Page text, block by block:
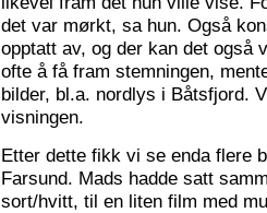
det var mørkt, sa hun. Også
opptatt av, og der kan det
ofte å få fram stemningen,
bilder, bl.a. nordlys i Båtsfjord.
visningen.
Etter dette fikk vi se enda flere
Farsund. Mads hadde satt
sort/hvitt, til en liten film med